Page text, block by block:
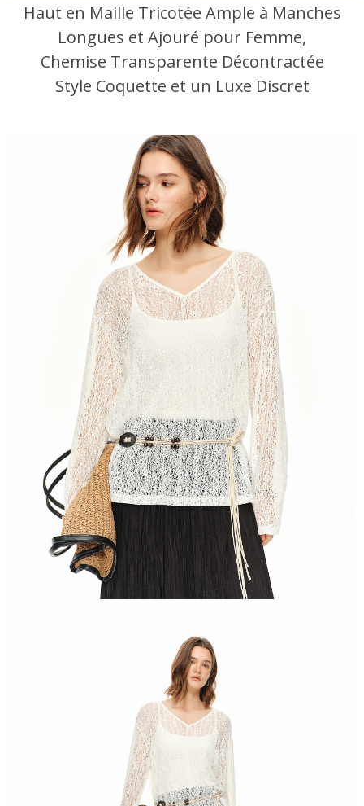
Haut en Maille Tricotée Ample à Manches
Longues et Ajouré pour Femme,
Chemise Transparente Décontractée
Style Coquette et un Luxe Discret